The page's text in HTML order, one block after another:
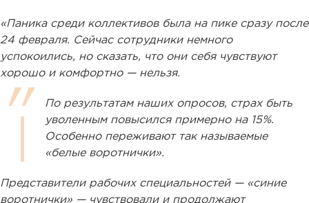
«Паника среди коллективов была на пике сразу после
24 февраля. Сейчас сотрудники немного
успокоились, но сказать, что они себя чувствуют
хорошо и комфортно — нельзя.
По результатам наших опросов, страх быть
уволенным повысился примерно на 15%.
Особенно переживают так называемые
«белые воротнички».
Представители рабочих специальностей — «синие
воротнички» — чувствовали и продолжают